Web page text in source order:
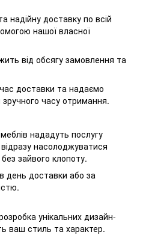
надійну доставку по всій
нашої власної
від обсягу замовлення та
доставки та надаємо
часу отримання.
нададуть послугу
насолоджуватися
зайвого клопоту.
день доставки або за
унікальних дизайн-
ваш стиль та характер.